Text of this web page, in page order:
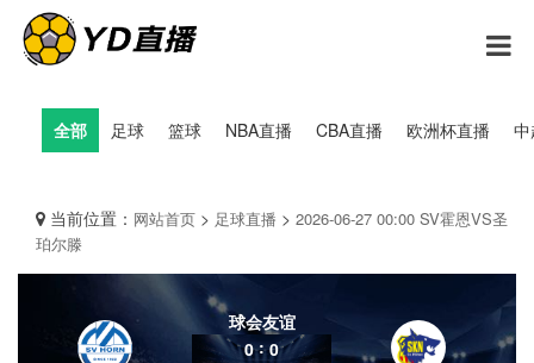
全部 足球 篮球 NBA直播 CBA直播 欧洲杯直播
当前位置： 网站首页 > 足球直播 > 2026-06-27 00:00 SV霍恩VS圣
珀尔滕
球会友谊
0:0